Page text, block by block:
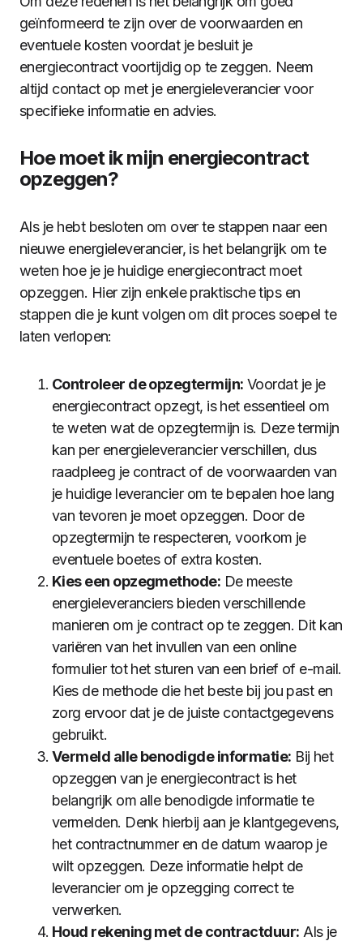
geïnformeerd te zijn over de voorwaarden en
eventuele kosten voordat je besluit je
energiecontract voortijdig op te zeggen. Neem
altijd contact op met je energieleverancier voor
specifieke informatie en advies.
Hoe moet ik mijn energiecontract
opzeggen?
Als je hebt besloten om over te stappen naar een
nieuwe energieleverancier, is het belangrijk om te
weten hoe je je huidige energiecontract moet
opzeggen. Hier zijn enkele praktische tips en
stappen die je kunt volgen om dit proces soepel te
laten verlopen:
Controleer de opzegtermijn: Voordat je je
energiecontract opzegt, is het essentieel om
te weten wat de opzegtermijn is. Deze termijn
kan per energieleverancier verschillen, dus
raadpleeg je contract of de voorwaarden van
je huidige leverancier om te bepalen hoe lang
van tevoren je moet opzeggen. Door de
opzegtermijn te respecteren, voorkom je
eventuele boetes of extra kosten.
Kies een opzegmethode: De meeste
energieleveranciers bieden verschillende
manieren om je contract op te zeggen. Dit kan
variëren van het invullen van een online
formulier tot het sturen van een brief of e-mail.
Kies de methode die het beste bij jou past en
zorg ervoor dat je de juiste contactgegevens
gebruikt.
Vermeld alle benodigde informatie: Bij het
opzeggen van je energiecontract is het
belangrijk om alle benodigde informatie te
vermelden. Denk hierbij aan je klantgegevens,
het contractnummer en de datum waarop je
wilt opzeggen. Deze informatie helpt de
leverancier om je opzegging correct te
verwerken.
Houd rekening met de contractduur: Als je